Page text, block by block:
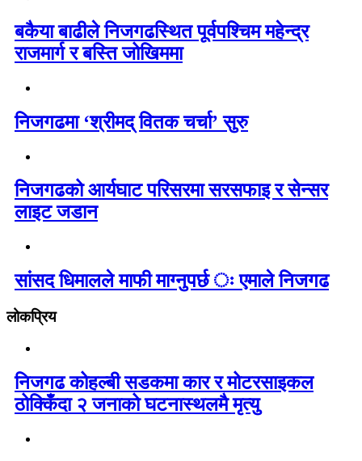
बकैया बाढीले निजगढस्थित पूर्वपश्चिम महेन्द्र
राजमार्ग र बस्ति जोखिममा
निजगढमा ‘श्रीमद् वितक चर्चा’ सुरु
निजगढको आर्यघाट परिसरमा सरसफाइ र सेन्सर
लाइट जडान
सांसद धिमालले माफी माग्नुपर्छ ः एमाले निजगढ
लोकप्रिय
निजगढ कोहल्बी सडकमा कार र मोटरसाइकल
ठोक्किँदा २ जनाको घटनास्थलमै मृत्यु